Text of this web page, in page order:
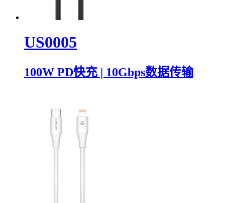
US0005
100W PD快充 | 10Gbps数据传输